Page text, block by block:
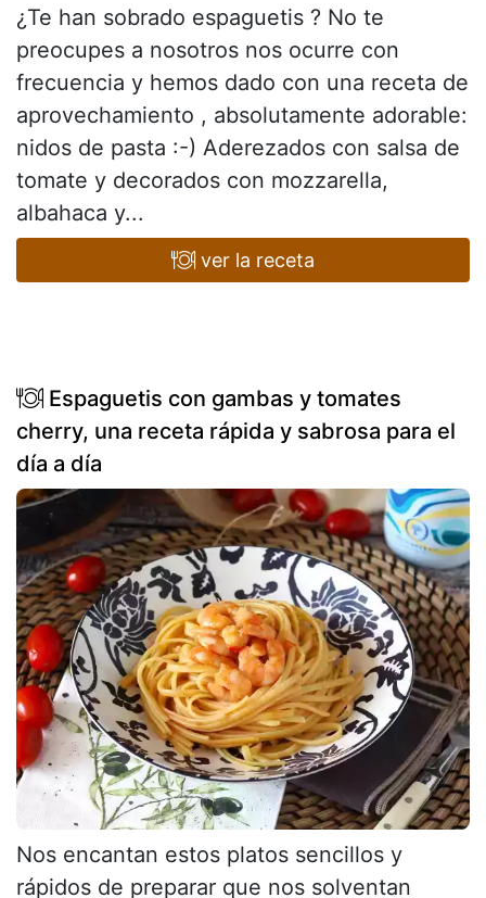
¿Te han sobrado espaguetis ? No te
preocupes a nosotros nos ocurre con
frecuencia y hemos dado con una receta de
aprovechamiento , absolutamente adorable:
nidos de pasta :-) Aderezados con salsa de
tomate y decorados con mozzarella,
albahaca y...
ver la receta
Espaguetis con gambas y tomates
cherry, una receta rápida y sabrosa para el
día a día
Nos encantan estos platos sencillos y
rápidos de preparar que nos solventan